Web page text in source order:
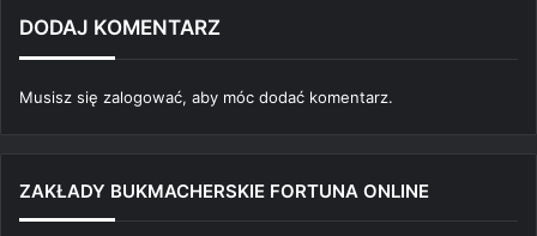
DODAJ KOMENTARZ
Musisz się zalogować, aby móc dodać komentarz.
ZAKŁADY BUKMACHERSKIE FORTUNA ONLINE